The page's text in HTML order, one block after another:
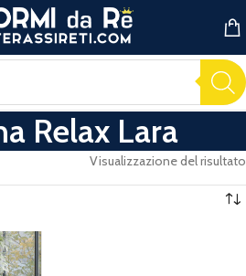
Relax Lara
Visualizzazione del risultato